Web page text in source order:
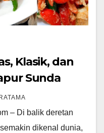
Klasik, dan
Sunda
– Di balik deretan
dikenal dunia,